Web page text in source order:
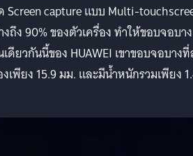
capture แบบ Multi-
ถึง 90% ของตัวเครื่อง ทำให้ขอบจอบาง
ดียวกันนี้ของ HUAWEI เขาขอบจอบาง
เพียง 15.9 มม. และมีน้ำหนักรวมเพียง